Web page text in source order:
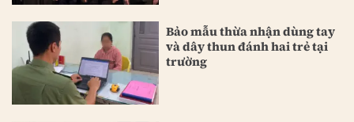
Bảo mẫu thừa nhận dùng tay
và dây thun đánh hai trẻ tại
trường